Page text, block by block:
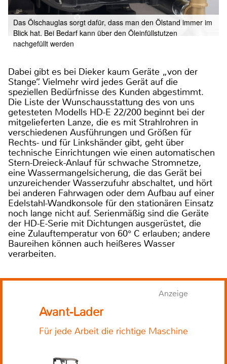
Das Ölschauglas sorgt dafür, dass man den Ölstand immer im
Blick hat. Bei Bedarf kann über den Öleinfüllstutzen
nachgefüllt werden
Dabei gibt es bei Dieker kaum Geräte „von der
Stange“. Vielmehr wird jedes Gerät auf die
speziellen Bedürfnisse des Kunden abgestimmt.
Die Liste der Wunschausstattung des von uns
getesteten Modells HD-E 22/200 beginnt bei der
mitgelieferten Lanze, die es mit Strahlrohren in
verschiedenen Ausführungen und Größen für
Rechts- und für Linkshänder gibt, geht über
technische Einrichtungen wie einen automatischen
Stern-Dreieck-Anlauf für schwache Stromnetze,
eine Wassermangelsicherung, die das Gerät bei
unzureichender Wasserzufuhr abschaltet, und hört
bei anderen Fahrwagen oder dem Aufbau auf einer
Edelstahl-Wandkonsole für den stationären Einsatz
noch lange nicht auf. Serienmäßig sind die Geräte
der HD-E-Serie mit Dichtungen ausgerüstet, die
eine Zulauftemperatur von 60° C erlauben; andere
Baureihen können auch heißeres Wasser
verarbeiten.
Anzeige
Avant-Lader
Für jede Arbeit die richtige Maschine